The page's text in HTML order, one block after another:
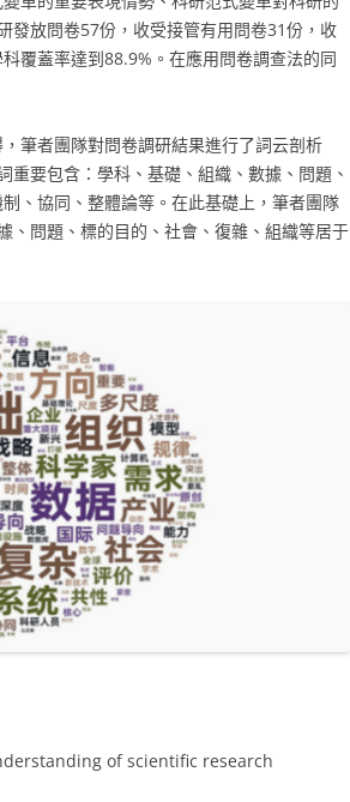
發放問卷57份，收受接管有用問卷31份，收
覆蓋率達到88.9%。在應用問卷調查法的同
筆者團隊對問卷調研結果進行了詞云剖析
重要包含：學科、基礎、組織、數據、問題、
、協同、整體論等。在此基礎上，筆者團隊
、問題、標的目的、社會、復雜、組織等居于
of scientific research